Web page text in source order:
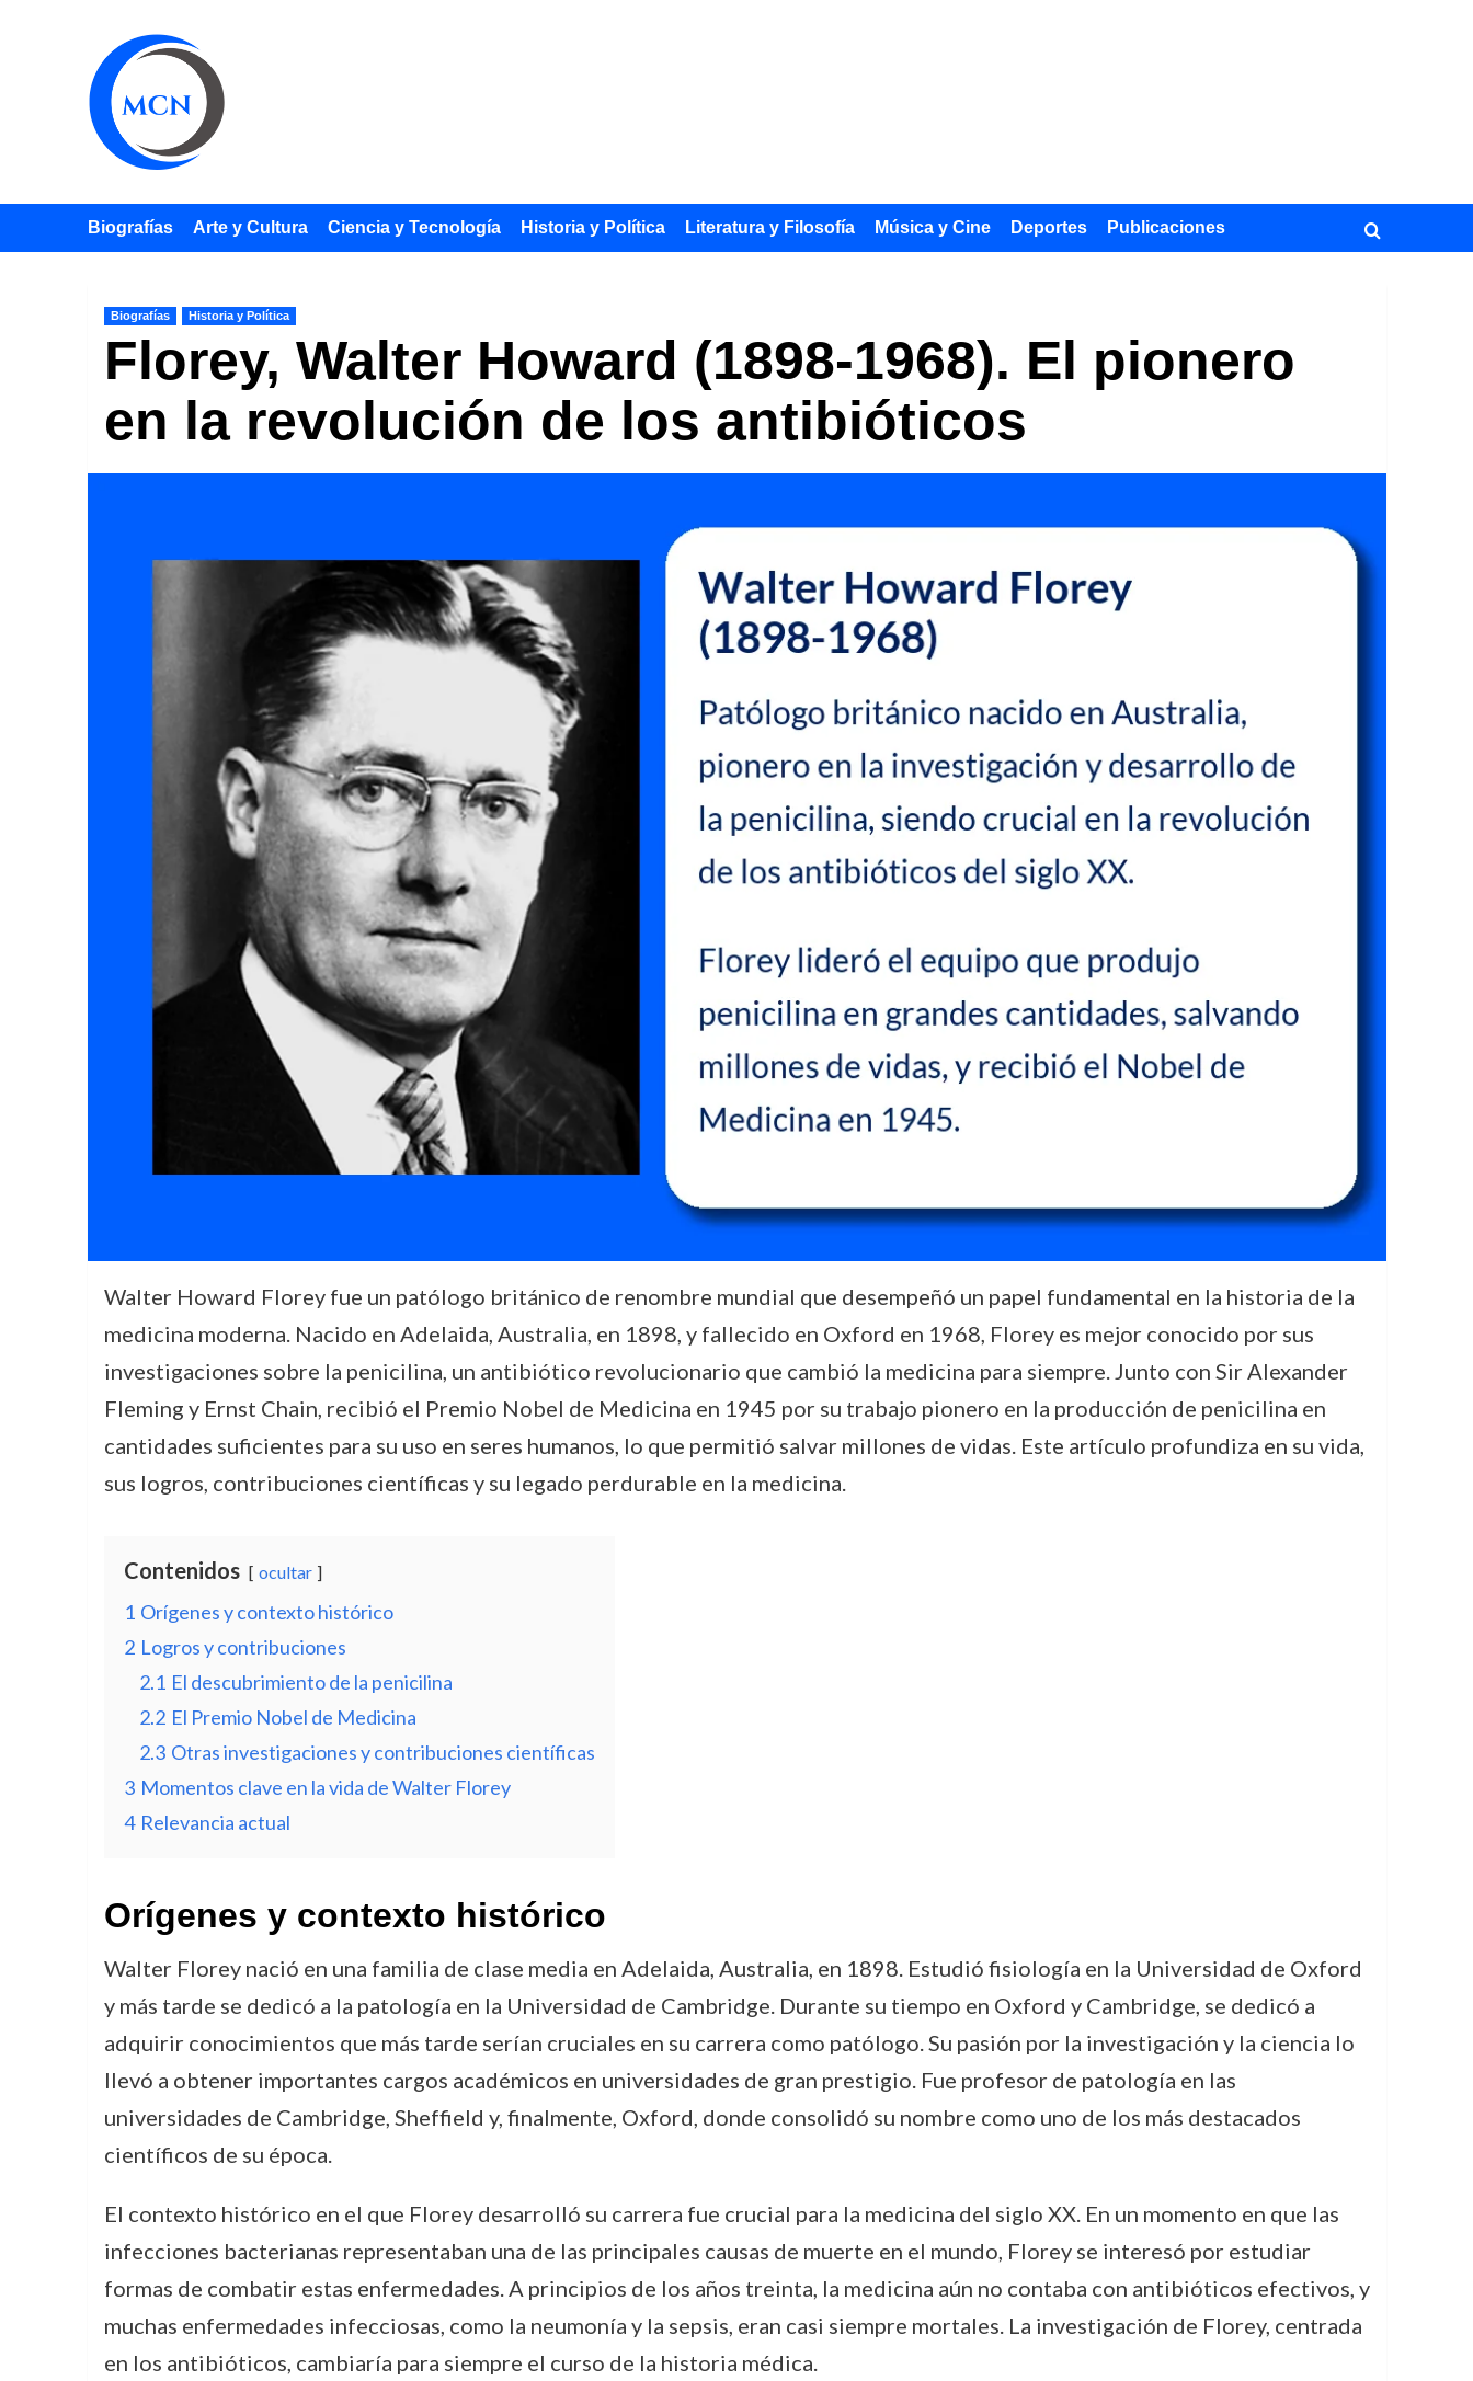
Biografías Arte y Cultura Ciencia y Tecnología Historia y Política Literatura y Filosofía Música y Cine Deportes Publicaciones
Biografías Historia y Política
Florey, Walter Howard (1898-1968). El pionero
en la revolución de los antibióticos
Walter Howard Florey fue un patólogo británico de renombre mundial que desempeñó un papel fundamental en la historia de la
medicina moderna. Nacido en Adelaida, Australia, en 1898, y fallecido en Oxford en 1968, Florey es mejor conocido por sus
investigaciones sobre la penicilina, un antibiótico revolucionario que cambió la medicina para siempre. Junto con Sir Alexander
Fleming y Ernst Chain, recibió el Premio Nobel de Medicina en 1945 por su trabajo pionero en la producción de penicilina en
cantidades suficientes para su uso en seres humanos, lo que permitió salvar millones de vidas. Este artículo profundiza en su vida,
sus logros, contribuciones científicas y su legado perdurable en la medicina.
Contenidos ocultar
1 Orígenes y contexto histórico
2 Logros y contribuciones
2.1 El descubrimiento de la penicilina
2.2 El Premio Nobel de Medicina
2.3 Otras investigaciones y contribuciones científicas
3 Momentos clave en la vida de Walter Florey
4 Relevancia actual
Orígenes y contexto histórico
Walter Florey nació en una familia de clase media en Adelaida, Australia, en 1898. Estudió fisiología en la Universidad de Oxford
y más tarde se dedicó a la patología en la Universidad de Cambridge. Durante su tiempo en Oxford y Cambridge, se dedicó a
adquirir conocimientos que más tarde serían cruciales en su carrera como patólogo. Su pasión por la investigación y la ciencia lo
llevó a obtener importantes cargos académicos en universidades de gran prestigio. Fue profesor de patología en las
universidades de Cambridge, Sheffield y, finalmente, Oxford, donde consolidó su nombre como uno de los más destacados
científicos de su época.
El contexto histórico en el que Florey desarrolló su carrera fue crucial para la medicina del siglo XX. En un momento en que las
infecciones bacterianas representaban una de las principales causas de muerte en el mundo, Florey se interesó por estudiar
formas de combatir estas enfermedades. A principios de los años treinta, la medicina aún no contaba con antibióticos efectivos, y
muchas enfermedades infecciosas, como la neumonía y la sepsis, eran casi siempre mortales. La investigación de Florey, centrada
en los antibióticos, cambiaría para siempre el curso de la historia médica.